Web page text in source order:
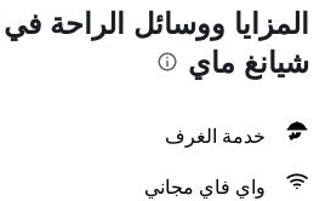
المزايا ووسائل الراحة
شيانغ ماي
خدمة الغرف
واي فاي مجاني